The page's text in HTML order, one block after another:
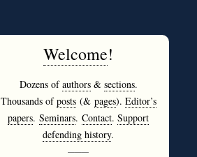
Welcome!
Dozens ofauthors& sections.
Thousands ofposts(& pages). Editor’s
papers. Seminars. Contact. Support
defending history.
———